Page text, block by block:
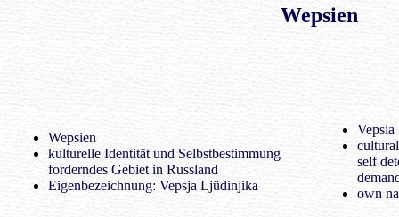
Wepsien
Wepsien
kulturelle Identität und Selbstbestimmung
forderndes Gebiet in Russland
Eigenbezeichnung: Vepsja Ljüdinjika
Vepsia
self
own